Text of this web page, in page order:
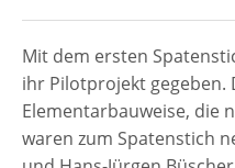
Mit dem ersten
ihr Pilotprojekt gegeben.
Elementarbauweise, die
waren zum Spatenstich